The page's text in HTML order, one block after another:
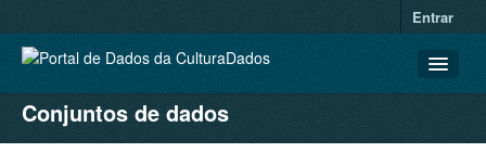
Entrar
CONJUNTOS DE DADOS
ORGANIZAÇÕES
Conjuntos de dados